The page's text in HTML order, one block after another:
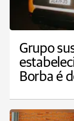
Grupo
Borba é